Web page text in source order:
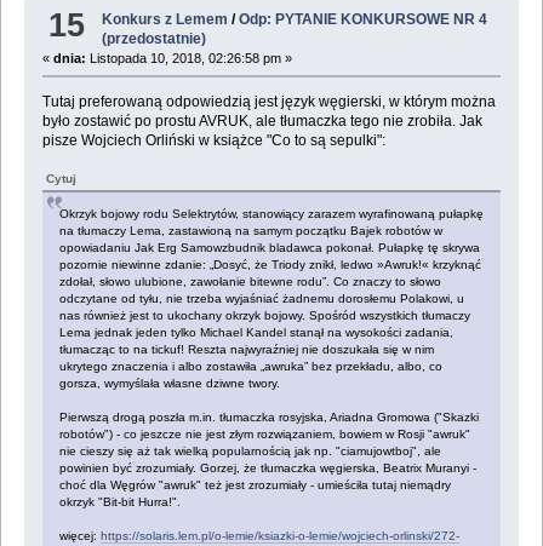
15 Konkurs z Lemem /Odp: PYTANIE KONKURSOWE NR 4
(przedostatnie)
« dnia: Listopada 10, 2018, 02:26:58 pm »
Tutaj preferowaną odpowiedzią jest język węgierski, w którym można
było zostawić po prostu AVRUK, ale tłumaczka tego nie zrobiła. Jak
pisze Wojciech Orliński w książce "Co to są sepulki":
Cytuj
Okrzyk bojowy rodu Selektrytów, stanowiący zarazem wyrafinowaną pułapkę
na tłumaczy Lema, zastawioną na samym początku Bajek robotów w
opowiadaniu Jak Erg Samowzbudnik bladawca pokonał. Pułapkę tę skrywa
pozornie niewinne zdanie: „Dosyć, że Triody znikł, ledwo »Awruk!« krzyknąć
zdołał, słowo ulubione, zawołanie bitewne rodu”. Co znaczy to słowo
odczytane od tyłu, nie trzeba wyjaśniać żadnemu dorosłemu Polakowi, u
nas również jest to ukochany okrzyk bojowy. Spośród wszystkich tłumaczy
Lema jednak jeden tylko Michael Kandel stanął na wysokości zadania,
tłumacząc to na tickuf! Reszta najwyraźniej nie doszukała się w nim
ukrytego znaczenia i albo zostawiła „awruka” bez przekładu, albo, co
gorsza, wymyślała własne dziwne twory.
Pierwszą drogą poszła m.in. tłumaczka rosyjska, Ariadna Gromowa ("Skazki
robotów") - co jeszcze nie jest złym rozwiązaniem, bowiem w Rosji "awruk"
nie cieszy się aż tak wielką popularnością jak np. "ciamujowtboj", ale
powinien być zrozumiały. Gorzej, że tłumaczka węgierska, Beatrix Muranyi -
choć dla Węgrów "awruk" też jest zrozumiały - umieściła tutaj niemądry
okrzyk "Bit-bit Hurra!".
więcej: https://solaris.lem.pl/o-lemie/ksiazki-o-lemie/wojciech-orlinski/272-